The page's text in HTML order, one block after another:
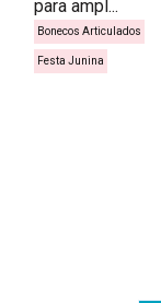
para ampl...
Bonecos Articulados
Festa Junina